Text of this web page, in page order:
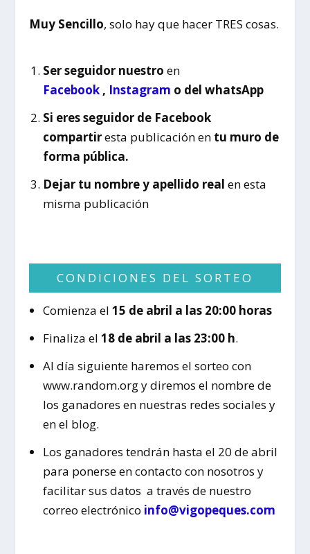
Muy Sencillo, solo hay que hacer TRES cosas.
Ser seguidor nuestro en
Facebook, Instagram o del whatsApp
Si eres seguidor de Facebook
compartiresta publicación entu muro de
forma pública.
Dejar tu nombre y apellido real en esta
misma publicación
CONDICIONES DEL SORTEO
Comienza el 15 de abril a las 20:00 horas
Finaliza el 18 de abril a las 23:00 h.
Al día siguiente haremos el sorteo con
www.random.org y diremos el nombre de
los ganadores en nuestras redes sociales y
en el blog.
Los ganadores tendrán hasta el 20 de abril
para ponerse en contacto con nosotros y
facilitar sus datos a través de nuestro
correo electrónico info@vigopeques.com